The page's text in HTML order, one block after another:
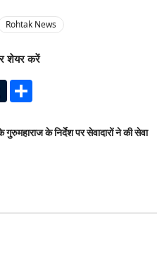
Rohtak News
शेयर करें
T
l
r
e
गुरुमहाराज के निर्देश पर सेवादारों ने की सेवा